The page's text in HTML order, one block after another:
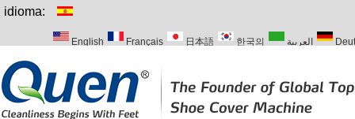
idioma:
English Français 日本語 한국의 العربية